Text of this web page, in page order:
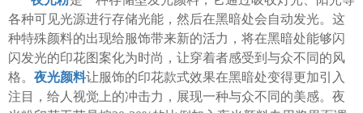
各种可见光源进行存储光能，然后在黑暗处会自动发光。这
种特殊颜料的出现给服饰带来新的活力，将在黑暗处能够闪
闪发光的印花图案化为时尚，让穿着者感受到与众不同的风
格。 夜光颜料让服饰的印花款式效果在黑暗处变得更加引入
注目，给人视觉上的冲击力，展现一种与众不同的美感。夜